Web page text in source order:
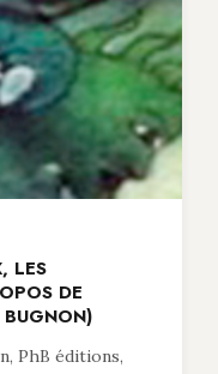
LES
DE
BUGNON)
PhB éditions,